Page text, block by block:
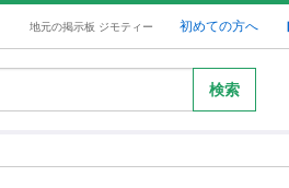
地元の掲示板 ジモティー 初めての方へ
検索